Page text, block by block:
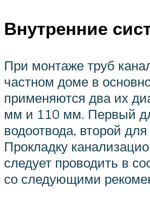
Внутренние
При монтаже труб
частном доме в
применяются два их
мм и 110 мм. Первый
водоотвода, второй для
Прокладку
следует проводить в
со следующими